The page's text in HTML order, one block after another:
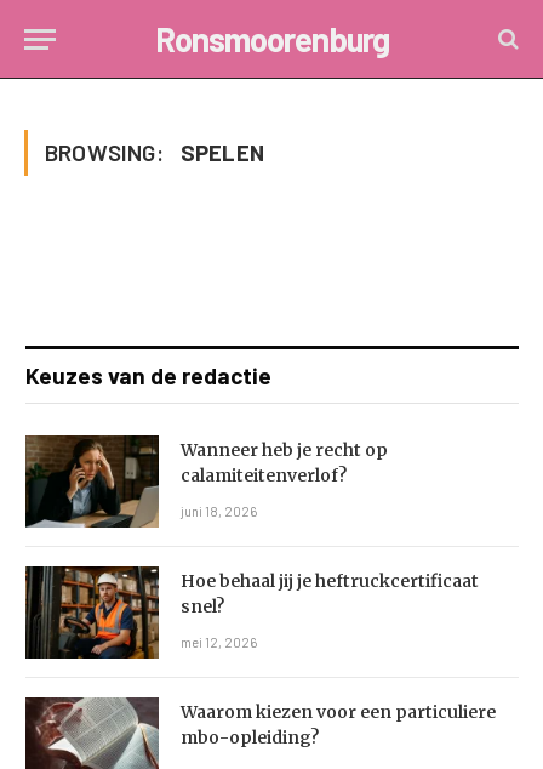
Ronsmoorenburg
BROWSING: SPELEN
Keuzes van de redactie
Wanneer heb je recht op
calamiteitenverlof?
juni 18, 2026
Hoe behaal jij je heftruckcertificaat
snel?
mei 12, 2026
Waarom kiezen voor een particuliere
mbo-opleiding?